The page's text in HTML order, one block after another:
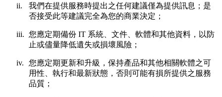
ii.
我們在提供服務時提出之任何建議僅為提供訊息；是
否接受此等建議完全為您的商業決定；
iii. 您應定期備份 IT 系統、文件、軟體和其他資料，以防
止或儘量降低遺失或損壞風險；
iv.
您應定期更新和升級，保持產品和其他相關軟體之可
用性、執行和最新狀態，否則可能有損所提供之服務
品質；